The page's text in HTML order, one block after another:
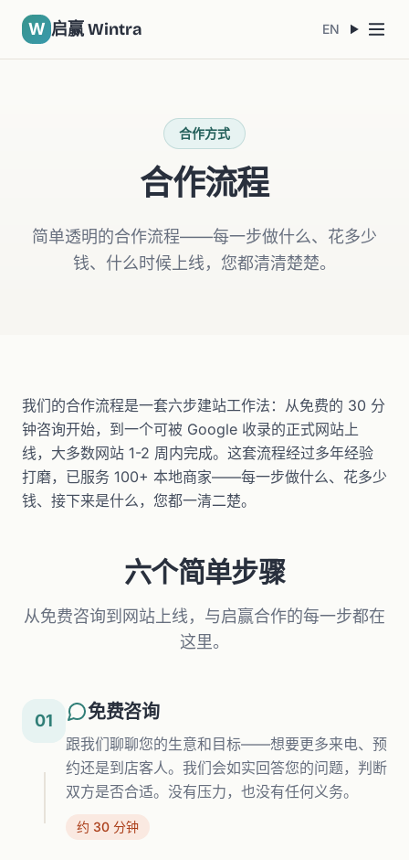
W 启赢 Wintra EN
合作方式
合作流程
简单透明的合作流程——每一步做什么、花多少
钱、什么时候上线，您都清清楚楚。
我们的合作流程是一套六步建站工作法：从免费的 30 分
钟咨询开始，到一个可被 Google 收录的正式网站上
线，大多数网站 1-2 周内完成。这套流程经过多年经验
打磨，已服务 100+ 本地商家——每一步做什么、花多少
钱、接下来是什么，您都一清二楚。
六个简单步骤
从免费咨询到网站上线，与启赢合作的每一步都在
这里。
01 免费咨询
跟我们聊聊您的生意和目标——想要更多来电、预
约还是到店客人。我们会如实回答您的问题，判断
双方是否合适。没有压力，也没有任何义务。
约 30 分钟